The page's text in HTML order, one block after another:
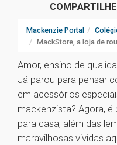
Mackenzie Portal
MackStore, a loja de
Amor, ensino de
Já parou para pensar
em acessórios
mackenzista? Agora,
para casa, além das
maravilhosas vividas